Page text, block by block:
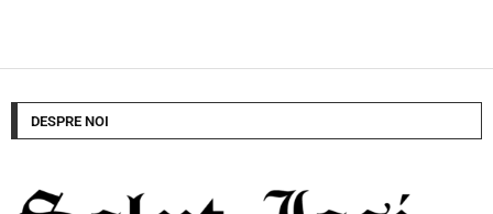
DESPRE NOI